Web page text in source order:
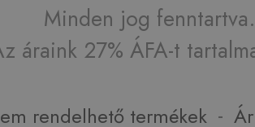
Minden jog fenntartva.
áraink 27% ÁFA-t
rendelhető termékek -